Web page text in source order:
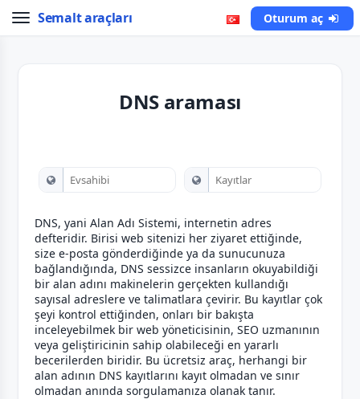
Semalt araçları Oturum aç
DNS araması
DNS, yani Alan Adı Sistemi, internetin adres
defteridir. Birisi web sitenizi her ziyaret ettiğinde,
size e-posta gönderdiğinde ya da sunucunuza
bağlandığında, DNS sessizce insanların okuyabildiği
bir alan adını makinelerin gerçekten kullandığı
sayısal adreslere ve talimatlara çevirir. Bu kayıtlar çok
şeyi kontrol ettiğinden, onları bir bakışta
inceleyebilmek bir web yöneticisinin, SEO uzmanının
veya geliştiricinin sahip olabileceği en yararlı
becerilerden biridir. Bu ücretsiz araç, herhangi bir
alan adının DNS kayıtlarını kayıt olmadan ve sınır
olmadan anında sorgulamanıza olanak tanır.